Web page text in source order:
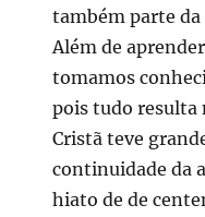
também parte
Além de
tomamos
pois tudo resulta
Cristã teve
continuidade da
hiato de de